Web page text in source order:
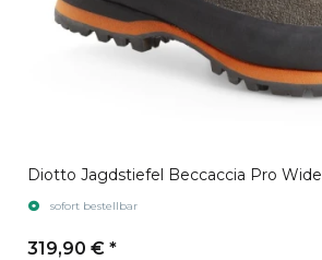
Diotto Jagdstiefel Beccaccia Pro Wide
sofort bestellbar
319,90 € *